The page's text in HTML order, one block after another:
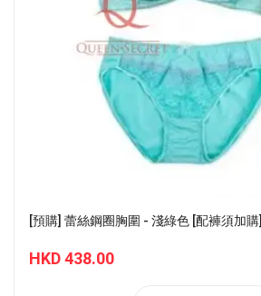
[預購] 蕾絲鋼圈胸圍 - 淺綠色 [配褲須加購]
HKD 438.00